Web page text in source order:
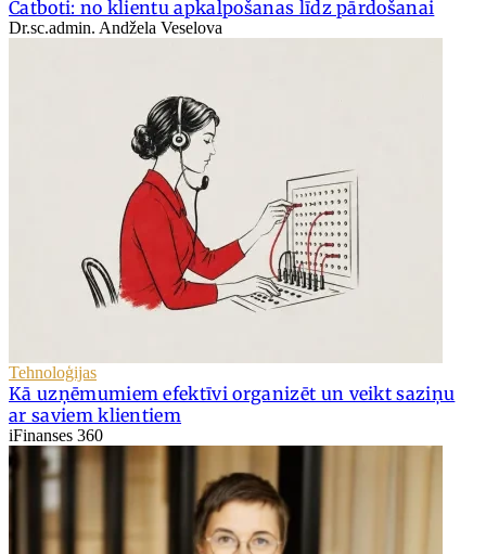
Čatboti: no klientu apkalpošanas līdz pārdošanai
Dr.sc.admin. Andžela Veselova
Tehnoloģijas
Kā uzņēmumiem efektīvi organizēt un veikt saziņu
ar saviem klientiem
iFinanses 360